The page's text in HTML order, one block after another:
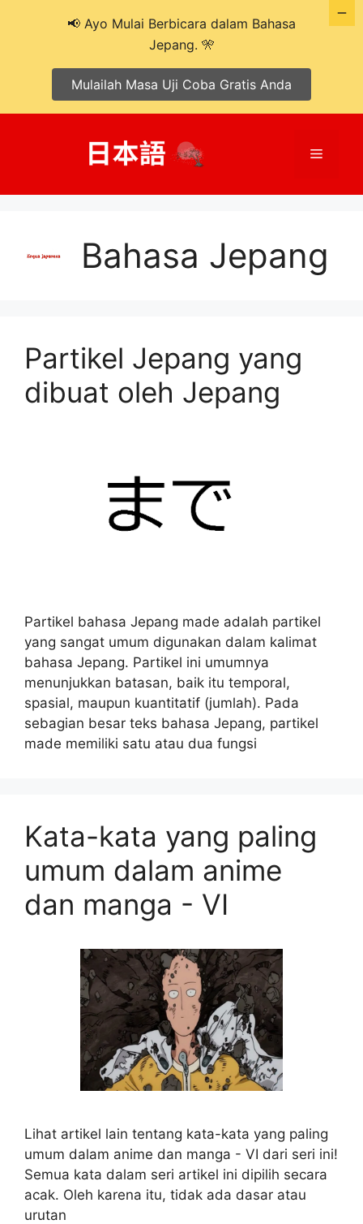
Menu
Bahasa Jepang
Partikel Jepang yang
dibuat oleh Jepang
Partikel bahasa Jepang made adalah partikel
yang sangat umum digunakan dalam kalimat
bahasa Jepang. Partikel ini umumnya
menunjukkan batasan, baik itu temporal,
spasial, maupun kuantitatif (jumlah). Pada
sebagian besar teks bahasa Jepang, partikel
made memiliki satu atau dua fungsi
Kata-kata yang paling
umum dalam anime
dan manga - VI
Lihat artikel lain tentang kata-kata yang paling
umum dalam anime dan manga - VI dari seri ini!
Semua kata dalam seri artikel ini dipilih secara
acak. Oleh karena itu, tidak ada dasar atau
urutan
📢 Ayo Mulai Berbicara dalam Bahasa
Jepang. 🎌
Mulailah Masa Uji Coba Gratis Anda